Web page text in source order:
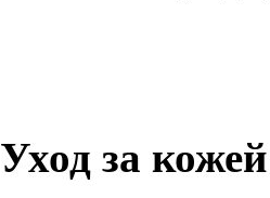
Уход за